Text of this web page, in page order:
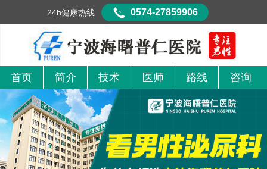
首页 简介 技术 医师 路线 咨询
24h健康热线 0574-27859906